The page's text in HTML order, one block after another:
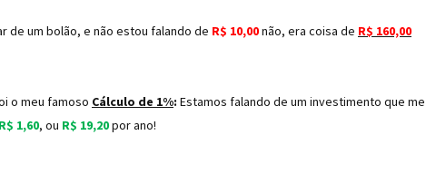
de um bolão, e não estou falando de R$ 10,00não, era coisa de R$ 160,00
o meu famoso Cálculo de 1%: Estamos falando de um investimento que me
R$ 1,60, ou R$ 19,20por ano!